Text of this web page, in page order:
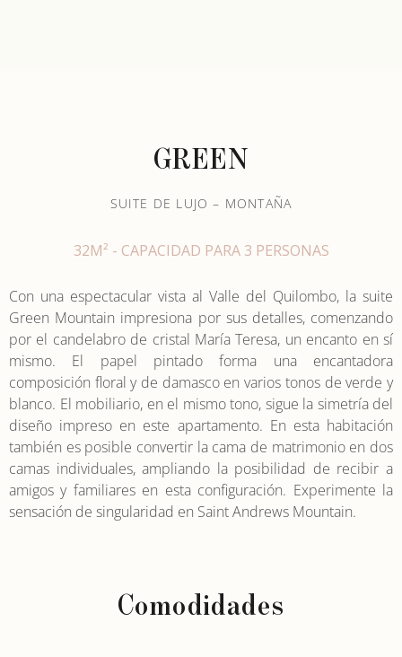
GREEN
SUITE DE LUJO – MONTAÑA
32M² - CAPACIDAD PARA 3 PERSONAS
Con una espectacular vista al Valle del Quilombo, la suite
Green Mountain impresiona por sus detalles, comenzando
por el candelabro de cristal María Teresa, un encanto en sí
mismo. El papel pintado forma una encantadora
composición floral y de damasco en varios tonos de verde y
blanco. El mobiliario, en el mismo tono, sigue la simetría del
diseño impreso en este apartamento. En esta habitación
también es posible convertir la cama de matrimonio en dos
camas individuales, ampliando la posibilidad de recibir a
amigos y familiares en esta configuración. Experimente la
sensación de singularidad en Saint Andrews Mountain.
Comodidades